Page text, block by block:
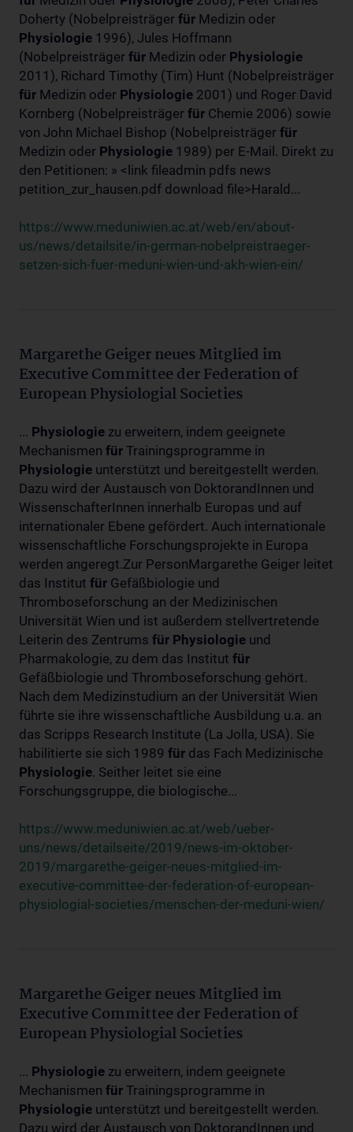
Doherty (Nobelpreisträger für Medizin oder
Physiologie 1996), Jules Hoffmann
(Nobelpreisträger für Medizin oder Physiologie
2011), Richard Timothy (Tim) Hunt (Nobelpreisträger
für Medizin oder Physiologie 2001) und Roger David
Kornberg (Nobelpreisträger für Chemie 2006) sowie
von John Michael Bishop (Nobelpreisträger für
Medizin oder Physiologie 1989) per E-Mail. Direkt zu
den Petitionen: » <link fileadmin pdfs news
petition_zur_hausen.pdf download file>Harald...
https://www.meduniwien.ac.at/web/en/about-
us/news/detailsite/in-german-nobelpreistraeger-
setzen-sich-fuer-meduni-wien-und-akh-wien-ein/
Margarethe Geiger neues Mitglied im
Executive Committee der Federation of
European Physiologial Societies
... Physiologie zu erweitern, indem geeignete
Mechanismen für Trainingsprogramme in
Physiologie unterstützt und bereitgestellt werden.
Dazu wird der Austausch von DoktorandInnen und
WissenschafterInnen innerhalb Europas und auf
internationaler Ebene gefördert. Auch internationale
wissenschaftliche Forschungsprojekte in Europa
werden angeregt.Zur PersonMargarethe Geiger leitet
das Institut für Gefäßbiologie und
Thromboseforschung an der Medizinischen
Universität Wien und ist außerdem stellvertretende
Leiterin des Zentrums für Physiologie und
Pharmakologie, zu dem das Institut für
Gefäßbiologie und Thromboseforschung gehört.
Nach dem Medizinstudium an der Universität Wien
führte sie ihre wissenschaftliche Ausbildung u.a. an
das Scripps Research Institute (La Jolla, USA). Sie
habilitierte sie sich 1989 für das Fach Medizinische
Physiologie. Seither leitet sie eine
Forschungsgruppe, die biologische...
https://www.meduniwien.ac.at/web/ueber-
uns/news/detailseite/2019/news-im-oktober-
2019/margarethe-geiger-neues-mitglied-im-
executive-committee-der-federation-of-european-
physiologial-societies/menschen-der-meduni-wien/
Margarethe Geiger neues Mitglied im
Executive Committee der Federation of
European Physiologial Societies
... Physiologie zu erweitern, indem geeignete
Mechanismen für Trainingsprogramme in
Physiologie unterstützt und bereitgestellt werden.
Dazu wird der Austausch von DoktorandInnen und